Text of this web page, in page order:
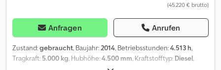
(45.220 € brutto)
Anfragen Anrufen
Zustand:gebraucht, Baujahr:2014, Betriebsstunden:4.513 h,
Tragkraft: 5.000 kg, Hubhöhe:4.500 mm, Kraftstofftyp: Diesel,